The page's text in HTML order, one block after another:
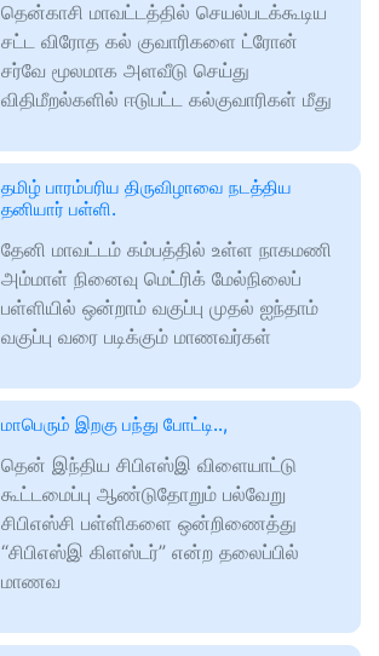
தென்காசி மாவட்டத்தில் செயல்படக்கூடிய
சட்ட விரோத கல் குவாரிகளை ட்ரோன்
சர்வே மூலமாக அளவீடு செய்து
விதிமீறல்களில் ஈடுபட்ட கல்குவாரிகள் மீது
தமிழ் பாரம்பரிய திருவிழாவை நடத்திய
தனியார் பள்ளி.
தேனி மாவட்டம் கம்பத்தில் உள்ள நாகமணி
அம்மாள் நினைவு மெட்ரிக் மேல்நிலைப்
பள்ளியில் ஒன்றாம் வகுப்பு முதல் ஐந்தாம்
வகுப்பு வரை படிக்கும் மாணவர்கள்
மாபெரும் இறகு பந்து போட்டி..,
தென் இந்திய சிபிஎஸ்இ விளையாட்டு
கூட்டமைப்பு ஆண்டுதோறும் பல்வேறு
சிபிஎஸ்சி பள்ளிகளை ஒன்றிணைத்து
“சிபிஎஸ்இ கிளஸ்டர்” என்ற தலைப்பில்
மாணவ